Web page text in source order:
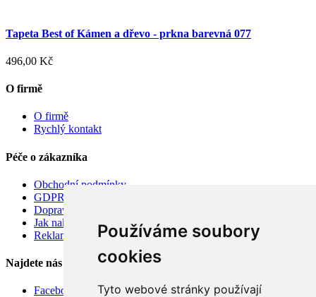
Používáme soubory
cookies
Tyto webové stránky používají
Tapeta Best of Kámen a dřevo - prkna barevná 077
496,00 Kč
O firmě
O firmě
Rychlý kontakt
Péče o zákazníka
Obchodní podmínky
GDPR
Doprava
Jak nakupovat
Reklamace
Najdete nás
Facebook